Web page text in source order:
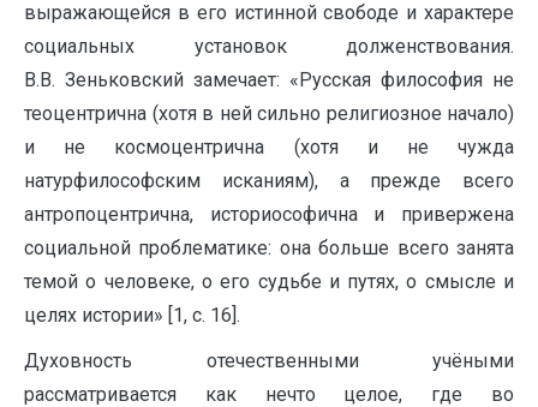
выражающейся в его истинной свободе и характере
социальных установок долженствования.
В.В. Зеньковский замечает: «Русская философия не
теоцентрична (хотя в ней сильно религиозное начало)
и не космоцентрична (хотя и не чужда
натурфилософским исканиям), а прежде всего
антропоцентрична, историософична и привержена
социальной проблематике: она больше всего занята
темой о человеке, о его судьбе и путях, о смысле и
целях истории» [1, с. 16].
Духовность отечественными учёными
рассматривается как нечто целое, где во